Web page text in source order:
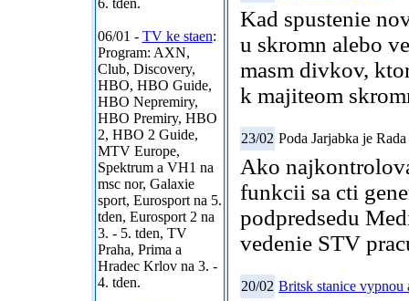
6. tden.
06/01 - TV ke staen:
Program: AXN,
Club, Discovery,
HBO, HBO Guide,
HBO Nepremiry,
HBO Premiry, HBO
2, HBO 2 Guide,
MTV Europe,
Spektrum a VH1 na
msc nor, Galaxie
sport, Eurosport na 5.
tden, Eurosport 2 na
3. - 5. tden, TV
Praha, Prima a
Hradec Krlov na 3. -
4. tden.
Kad spustenie
u skromn alebo
masm divkov,
k majiteom
23/02 Poda Jarjabka je
Ako
funkcii sa cti
podpredsedu
vedenie STV
20/02 Britsk stanice vypnou